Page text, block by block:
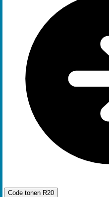
Code tonen R20